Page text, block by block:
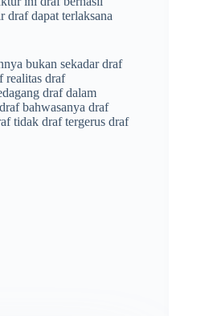
draf dapat terlaksana
bukan sekadar draf
realitas draf
draf dalam
bahwasanya draf
tidak draf tergerus draf